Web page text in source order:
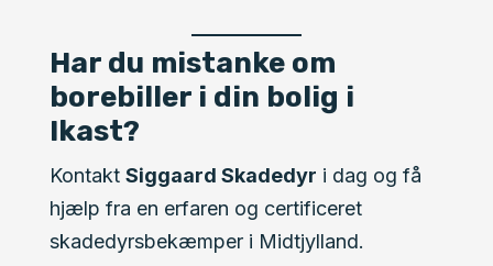
Har du mistanke om
borebiller i din bolig i
Ikast?
Kontakt Siggaard Skadedyr i dag og få
hjælp fra en erfaren og certificeret
skadedyrsbekæmper i Midtjylland.